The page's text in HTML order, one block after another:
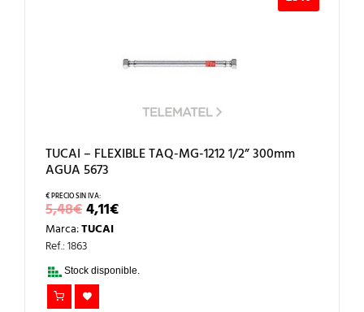
TUCAI – FLEXIBLE TAQ-MG-1212 1/2” 300mm
AGUA 5673
5,48€EL
PRECIO
ORIGINAL
ERA:
5,48€.
4,11€EL
PRECIO
4,11€.
Marca:TUCAI
Ref.: 1863
Stock disponible.